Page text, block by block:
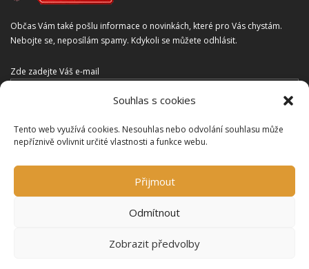
Souhlas s cookies
Tento web využívá cookies. Nesouhlas nebo odvolání souhlasu může
nepříznivě ovlivnit určité vlastnosti a funkce webu.
Přijmout
Odmítnout
Zobrazit předvolby
Občas Vám také pošlu informace o novinkách, které pro Vás chystám.
Nebojte se, neposílám spamy. Kdykoli se můžete odhlásit.
Zde zadejte Váš e-mail
Souhlasím s podmínkami Ochrany osobních údajů